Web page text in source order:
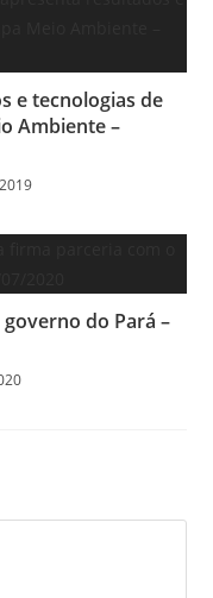
e tecnologias de
Ambiente –
do Pará –